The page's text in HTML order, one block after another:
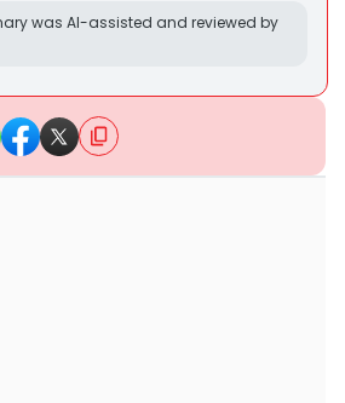
was AI-assisted and reviewed by